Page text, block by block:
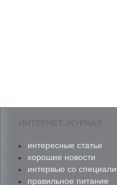
ИНТЕРНЕТ-ЖУРНАЛ
интересные статьи
хорошие новости
интервью со
правильное питание